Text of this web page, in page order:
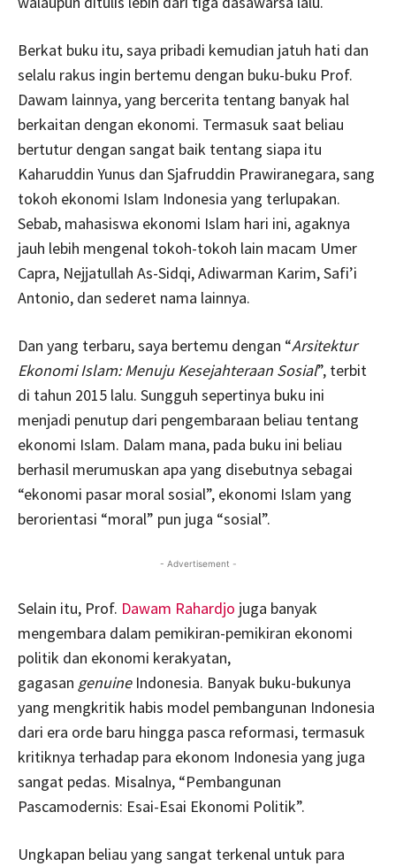
Berkat buku itu, saya pribadi kemudian jatuh hati dan
selalu rakus ingin bertemu dengan buku-buku Prof.
Dawam lainnya, yang bercerita tentang banyak hal
berkaitan dengan ekonomi. Termasuk saat beliau
bertutur dengan sangat baik tentang siapa itu
Kaharuddin Yunus dan Sjafruddin Prawiranegara, sang
tokoh ekonomi Islam Indonesia yang terlupakan.
Sebab, mahasiswa ekonomi Islam hari ini, agaknya
jauh lebih mengenal tokoh-tokoh lain macam Umer
Capra, Nejjatullah As-Sidqi, Adiwarman Karim, Safi’i
Antonio, dan sederet nama lainnya.
Dan yang terbaru, saya bertemu dengan “Arsitektur
Ekonomi Islam: Menuju Kesejahteraan Sosial”, terbit
di tahun 2015 lalu. Sungguh sepertinya buku ini
menjadi penutup dari pengembaraan beliau tentang
ekonomi Islam. Dalam mana, pada buku ini beliau
berhasil merumuskan apa yang disebutnya sebagai
“ekonomi pasar moral sosial”, ekonomi Islam yang
berorientasi “moral” pun juga “sosial”.
- Advertisement -
Selain itu, Prof. Dawam Rahardjo juga banyak
mengembara dalam pemikiran-pemikiran ekonomi
politik dan ekonomi kerakyatan,
gagasan genuineIndonesia. Banyak buku-bukunya
yang mengkritik habis model pembangunan Indonesia
dari era orde baru hingga pasca reformasi, termasuk
kritiknya terhadap para ekonom Indonesia yang juga
sangat pedas. Misalnya, “Pembangunan
Pascamodernis: Esai-Esai Ekonomi Politik”.
Ungkapan beliau yang sangat terkenal untuk para